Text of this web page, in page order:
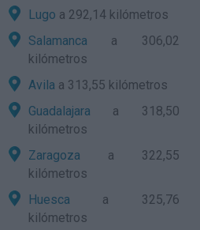
Lugo a 292,14 kilómetros
Salamanca a 306,02
kilómetros
Avila a 313,55 kilómetros
Guadalajara a 318,50
kilómetros
Zaragoza a 322,55
kilómetros
Huesca a 325,76
kilómetros